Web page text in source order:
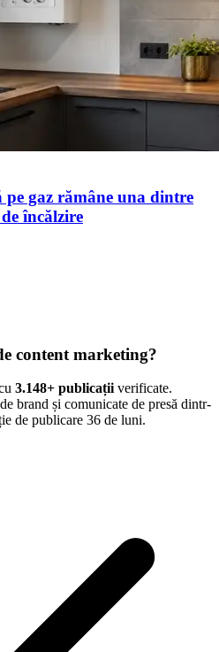
pe gaz rămâne una dintre
încălzire
content marketing?
3.148+ publicații verificate.
brand și comunicate de presă dintr-
de publicare 36 de luni.